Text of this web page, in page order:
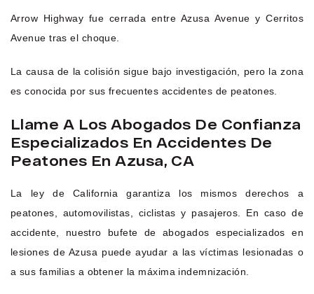
Arrow Highway fue cerrada entre Azusa Avenue y Cerritos
Avenue tras el choque.
La causa de la colisión sigue bajo investigación, pero la zona
es conocida por sus frecuentes accidentes de peatones.
Llame A Los Abogados De Confianza
Especializados En Accidentes De
Peatones En Azusa, CA
La ley de California garantiza los mismos derechos a
peatones, automovilistas, ciclistas y pasajeros. En caso de
accidente, nuestro bufete de abogados especializados en
lesiones de Azusa puede ayudar a las víctimas lesionadas o
a sus familias a obtener la máxima indemnización.